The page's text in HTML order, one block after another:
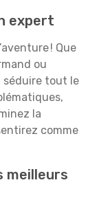
expert
! Que
ou
séduire tout le
la
comme
meilleurs